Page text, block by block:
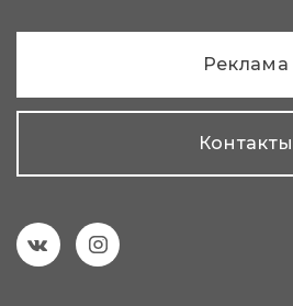
Реклама
Контакты